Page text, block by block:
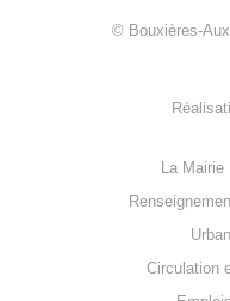
© Bouxières-
La Mairie
Circulation